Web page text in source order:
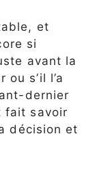
et
si
avant la
s’il l’a
dernier
fait savoir
décision et